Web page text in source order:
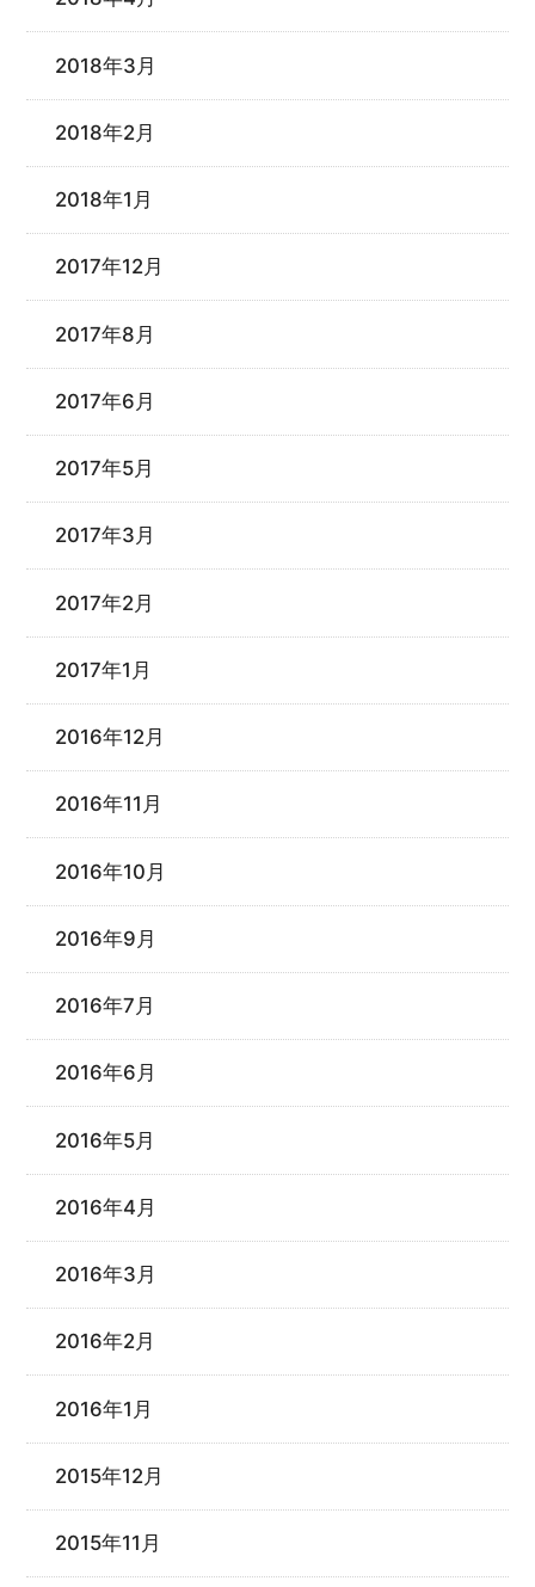
2018年3月
2018年2月
2018年1月
2017年12月
2017年8月
2017年6月
2017年5月
2017年3月
2017年2月
2017年1月
2016年12月
2016年11月
2016年10月
2016年9月
2016年7月
2016年6月
2016年5月
2016年4月
2016年3月
2016年2月
2016年1月
2015年12月
2015年11月